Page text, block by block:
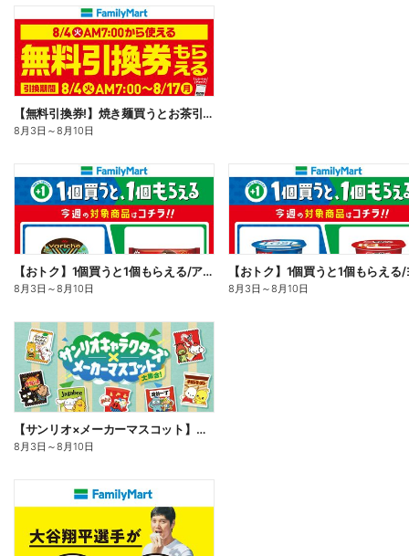
【無料引換券!】焼き麺買うとお茶引換券貰える!
8月3日 ～8月10日
【おトク】1個買うと1個もらえる/アイス
8月3日 ～8月10日 8月3日 ～8月10日
【サンリオ×メーカーマスコット】オリジナルグッズ貰える!
8月3日 ～8月10日